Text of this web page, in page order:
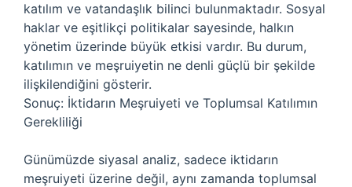
katılım ve vatandaşlık bilinci bulunmaktadır. Sosyal
haklar ve eşitlikçi politikalar sayesinde, halkın
yönetim üzerinde büyük etkisi vardır. Bu durum,
katılımın ve meşruiyetin ne denli güçlü bir şekilde
ilişkilendiğini gösterir.
Sonuç: İktidarın Meşruiyeti ve Toplumsal Katılımın
Gerekliliği
Günümüzde siyasal analiz, sadece iktidarın
meşruiyeti üzerine değil, aynı zamanda toplumsal